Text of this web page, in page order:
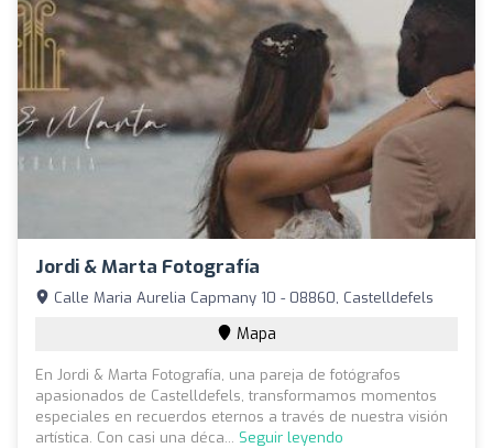
Jordi & Marta Fotografía
Calle Maria Aurelia Capmany 10 - 08860, Castelldefels
Mapa
En Jordi & Marta Fotografía, una pareja de fotógrafos
apasionados de Castelldefels, transformamos momentos
especiales en recuerdos eternos a través de nuestra visión
artística. Con casi una déca... Seguir leyendo